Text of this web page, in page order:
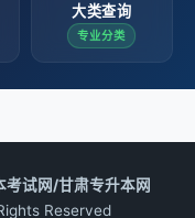
大类查询
专业分类
考试网/甘肃专升本网
Reserved